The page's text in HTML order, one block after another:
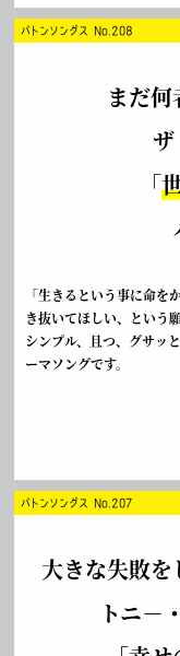
バトンソングス No.208
まだ
ザ
「
「生きるという事に命
き抜いてほしい、という
シンプル、且つ、グサッ
ーマソングです。
バトンソングス No.207
大きな失敗
トニ－